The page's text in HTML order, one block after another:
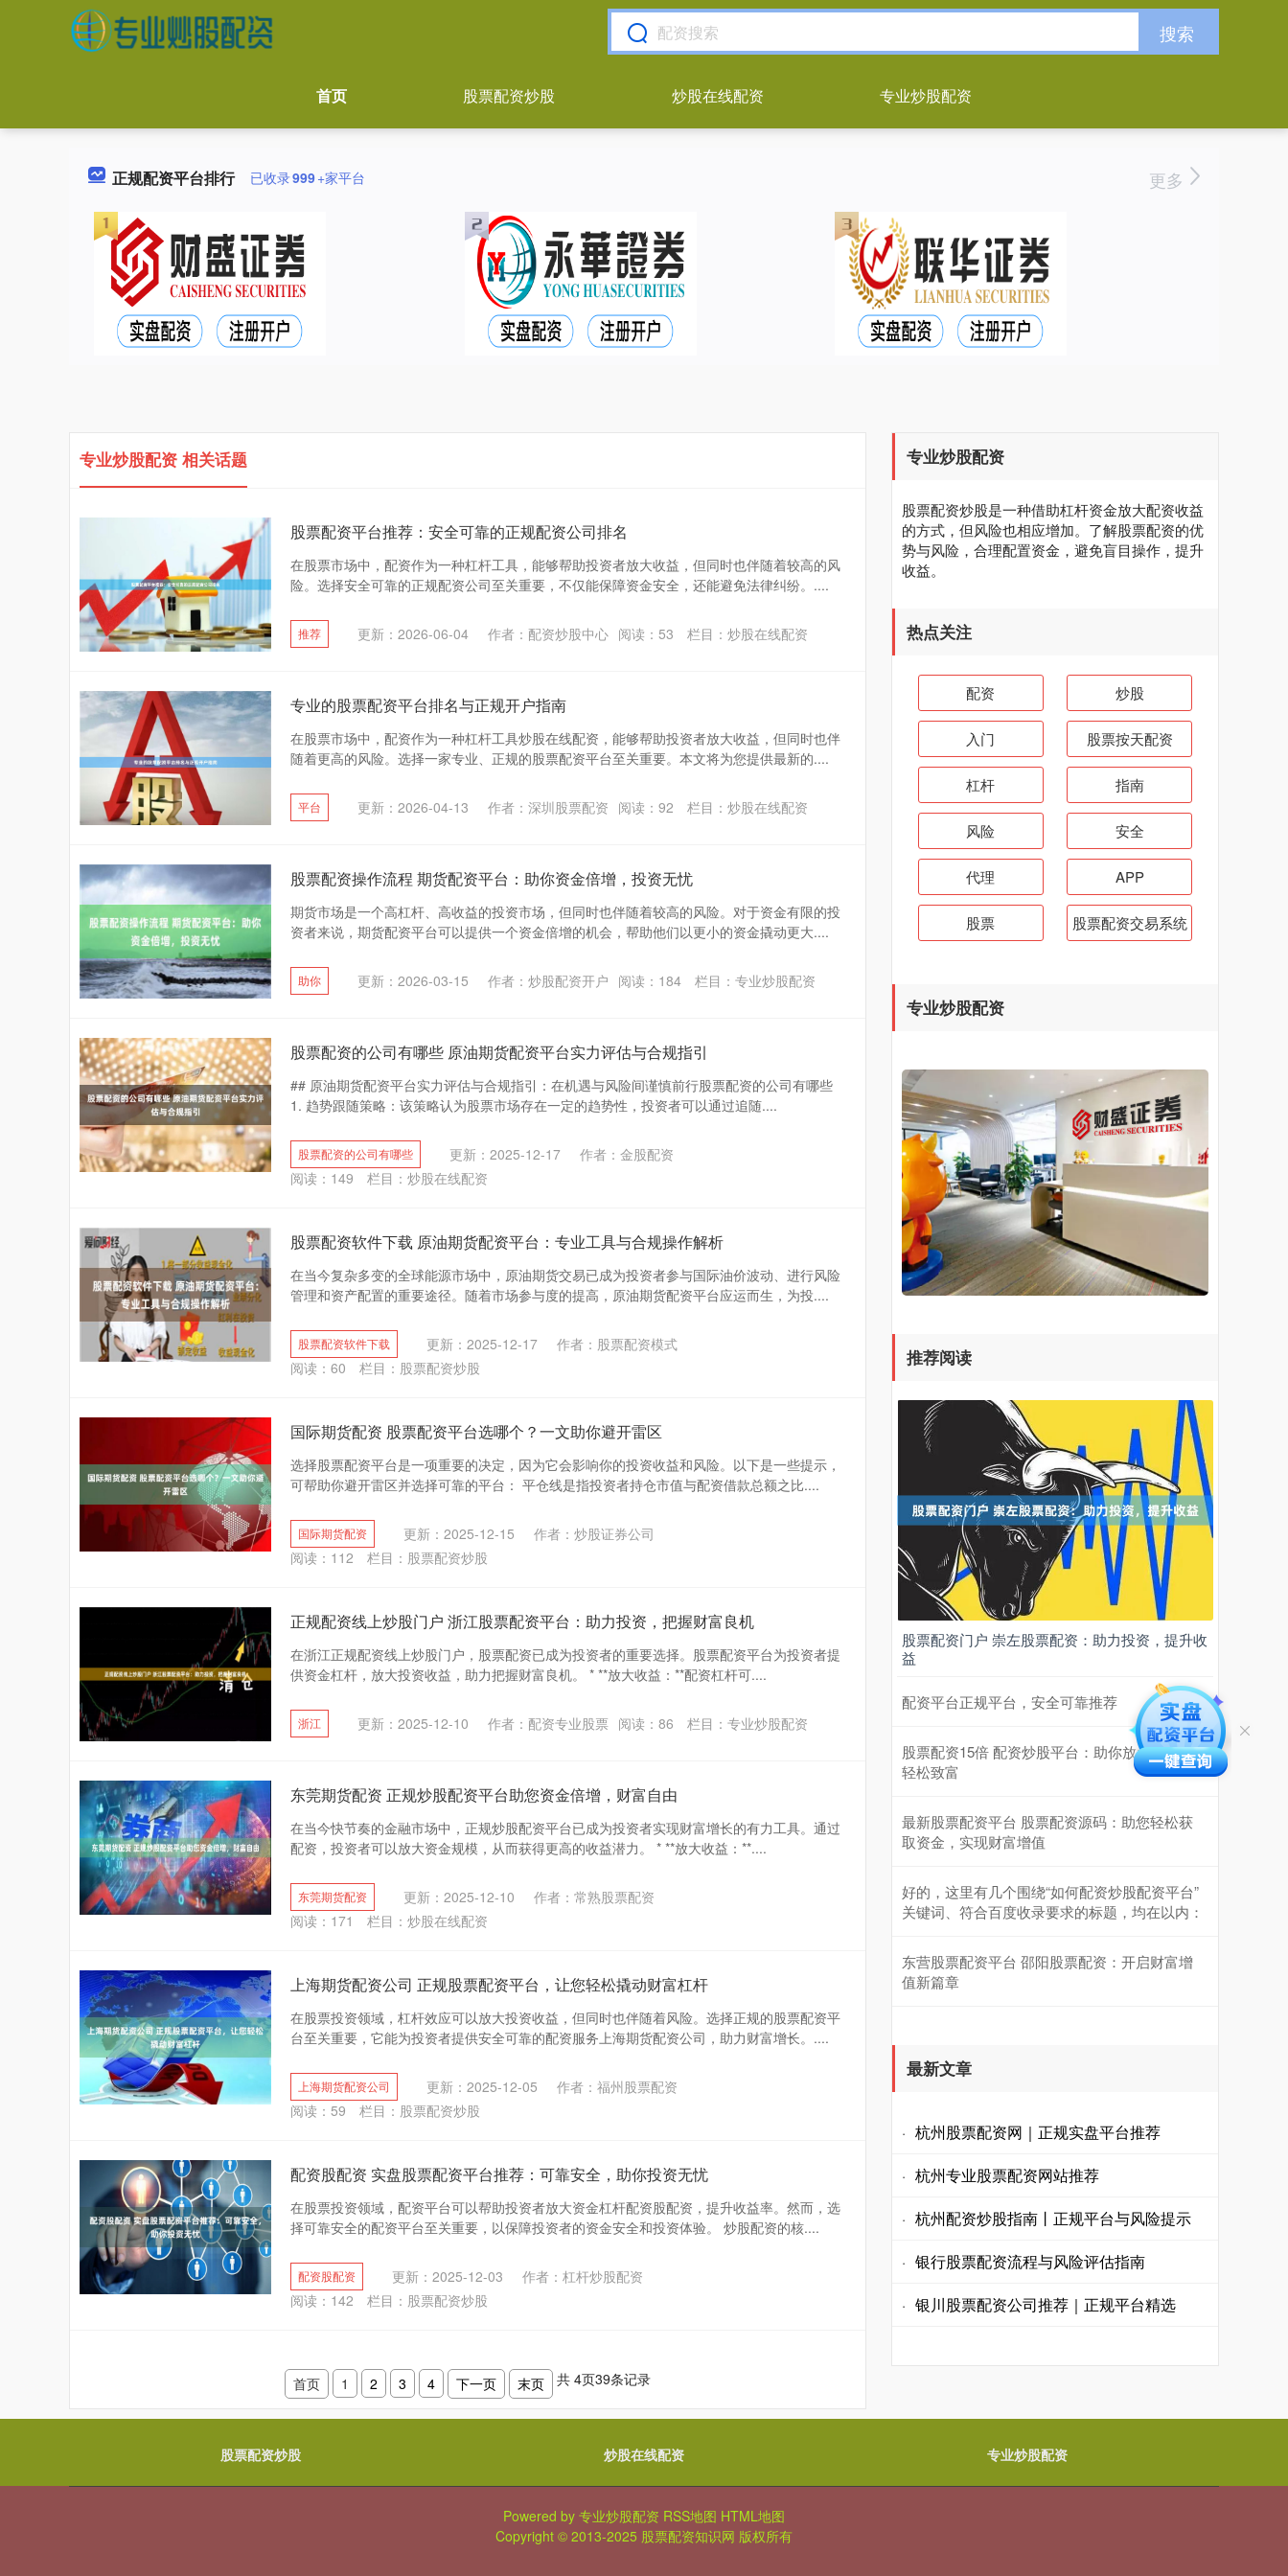
搜索
首页 股票配资炒股 炒股在线配资 专业炒股配资
正规配资平台排行 已收录999+家平台 更多
专业炒股配资 相关话题
股票配资平台推荐：安全可靠的正规配资公司排名
在股票市场中，配资作为一种杠杆工具，能够帮助投资者放大收益，但同时也伴随着较高的风
险。选择安全可靠的正规配资公司至关重要，不仅能保障资金安全，还能避免法律纠纷。....
推荐 更新：2026-06-04 作者：配资炒股中心 阅读： 53 栏目： 炒股在线配资
专业的股票配资平台排名与正规开户指南
在股票市场中，配资作为一种杠杆工具炒股在线配资，能够帮助投资者放大收益，但同时也伴
随着更高的风险。选择一家专业、正规的股票配资平台至关重要。本文将为您提供最新的....
平台 更新：2026-04-13 作者：深圳股票配资 阅读： 92 栏目： 炒股在线配资
股票配资操作流程 期货配资平台：助你资金倍增，投资无忧
期货市场是一个高杠杆、高收益的投资市场，但同时也伴随着较高的风险。对于资金有限的投
资者来说，期货配资平台可以提供一个资金倍增的机会，帮助他们以更小的资金撬动更大....
助你 更新：2026-03-15 作者：炒股配资开户 阅读： 184 栏目： 专业炒股配资
股票配资的公司有哪些 原油期货配资平台实力评估与合规指引
## 原油期货配资平台实力评估与合规指引：在机遇与风险间谨慎前行股票配资的公司有哪些
1. 趋势跟随策略：该策略认为股票市场存在一定的趋势性，投资者可以通过追随....
股票配资的公司有哪些 更新：2025-12-17
作者：金股配资
阅读： 149 栏目： 炒股在线配资
股票配资软件下载 原油期货配资平台：专业工具与合规操作解析
在当今复杂多变的全球能源市场中，原油期货交易已成为投资者参与国际油价波动、进行风险
管理和资产配置的重要途径。随着市场参与度的提高，原油期货配资平台应运而生，为投....
股票配资软件下载 更新：2025-12-17
作者：股票配资模式
阅读： 60 栏目： 股票配资炒股
国际期货配资 股票配资平台选哪个？一文助你避开雷区
选择股票配资平台是一项重要的决定，因为它会影响你的投资收益和风险。以下是一些提示，
可帮助你避开雷区并选择可靠的平台： 平仓线是指投资者持仓市值与配资借款总额之比....
国际期货配资 更新：2025-12-15
作者：炒股证券公司
阅读： 112 栏目： 股票配资炒股
正规配资线上炒股门户 浙江股票配资平台：助力投资，把握财富良机
在浙江正规配资线上炒股门户，股票配资已成为投资者的重要选择。股票配资平台为投资者提
供资金杠杆，放大投资收益，助力把握财富良机。 * **放大收益：**配资杠杆可....
浙江 更新：2025-12-10 作者：配资专业股票 阅读： 86 栏目： 专业炒股配资
东莞期货配资 正规炒股配资平台助您资金倍增，财富自由
在当今快节奏的金融市场中，正规炒股配资平台已成为投资者实现财富增长的有力工具。通过
配资，投资者可以放大资金规模，从而获得更高的收益潜力。 * **放大收益：**....
东莞期货配资 更新：2025-12-10
作者：常熟股票配资
阅读： 171 栏目： 炒股在线配资
上海期货配资公司 正规股票配资平台，让您轻松撬动财富杠杆
在股票投资领域，杠杆效应可以放大投资收益，但同时也伴随着风险。选择正规的股票配资平
台至关重要，它能为投资者提供安全可靠的配资服务上海期货配资公司，助力财富增长。....
上海期货配资公司 更新：2025-12-05
作者：福州股票配资
阅读： 59 栏目： 股票配资炒股
配资股配资 实盘股票配资平台推荐：可靠安全，助你投资无忧
在股票投资领域，配资平台可以帮助投资者放大资金杠杆配资股配资，提升收益率。然而，选
择可靠安全的配资平台至关重要，以保障投资者的资金安全和投资体验。 炒股配资的核....
配资股配资 更新：2025-12-03
作者：杠杆炒股配资
阅读： 142 栏目： 股票配资炒股
首页 1 2 3 4 下一页 末页 共 4页39条记录
专业炒股配资
股票配资炒股是一种借助杠杆资金放大配资收益
的方式，但风险也相应增加。了解股票配资的优
势与风险，合理配置资金，避免盲目操作，提升
收益。
热点关注
配资 炒股
入门 股票按天配资
杠杆 指南
风险 安全
代理 APP
股票 股票配资交易系统
专业炒股配资
推荐阅读
股票配资门户 崇左股票配资：助力投资，提升收
益
配资平台正规平台，安全可靠推荐
股票配资15倍 配资炒股平台：助你放大收益，
轻松致富
最新股票配资平台 股票配资源码：助您轻松获
取资金，实现财富增值
好的，这里有几个围绕“如何配资炒股配资平台”
关键词、符合百度收录要求的标题，均在以内：
东营股票配资平台 邵阳股票配资：开启财富增
值新篇章
最新文章
· 杭州股票配资网｜正规实盘平台推荐
· 杭州专业股票配资网站推荐
· 杭州配资炒股指南丨正规平台与风险提示
· 银行股票配资流程与风险评估指南
· 银川股票配资公司推荐｜正规平台精选
股票配资炒股 炒股在线配资 专业炒股配资
Powered by 专业炒股配资 RSS地图 HTML地图
Copyright © 2013-2025 股票配资知识网 版权所有